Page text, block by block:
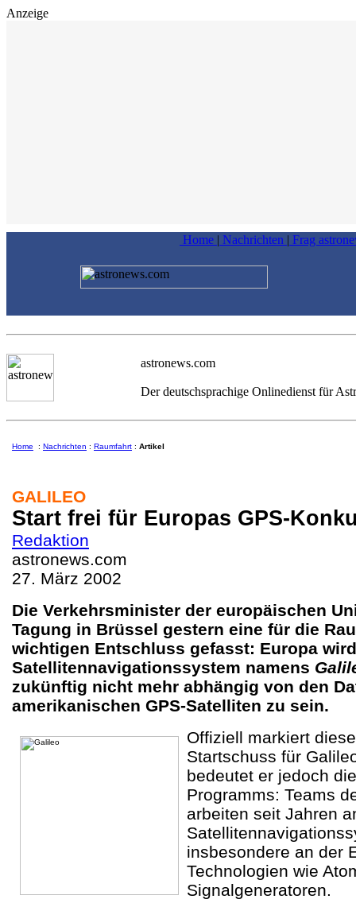
Anzeige
Home | Nachrichten | Frag
astronews.com
Der deutschsprachige Onlinedienst für
Home : Nachrichten : Raumfahrt : Artikel
GALILEO
Start frei für Europas GPS-
Redaktion
astronews.com
27. März 2002
Die Verkehrsminister der europäischen
Tagung in Brüssel gestern eine für die
wichtigen Entschluss gefasst: Europa
Satellitennavigationssystem namens
zukünftig nicht mehr abhängig von den
amerikanischen GPS-Satelliten zu sein.
Offiziell markiert
Startschuss für
bedeutet er jedoch
Programms: Teams
arbeiten seit Jahren
insbesondere an der
Technologien wie
Signalgeneratoren.